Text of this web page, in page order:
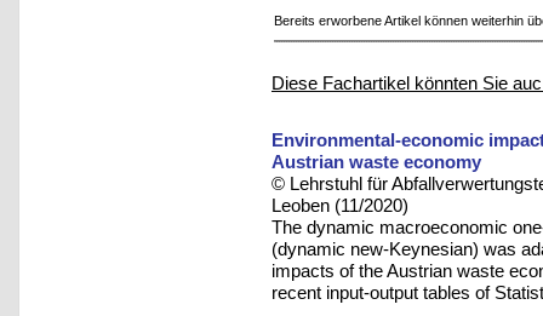
Bereits erworbene Artikel können weiterhin
Diese Fachartikel könnten Sie
Environmental-economic
Austrian waste economy
© Lehrstuhl für
Leoben (11/2020)
The dynamic macroeconomic
(dynamic new-Keynesian) was
impacts of the Austrian waste
recent input-output tables of